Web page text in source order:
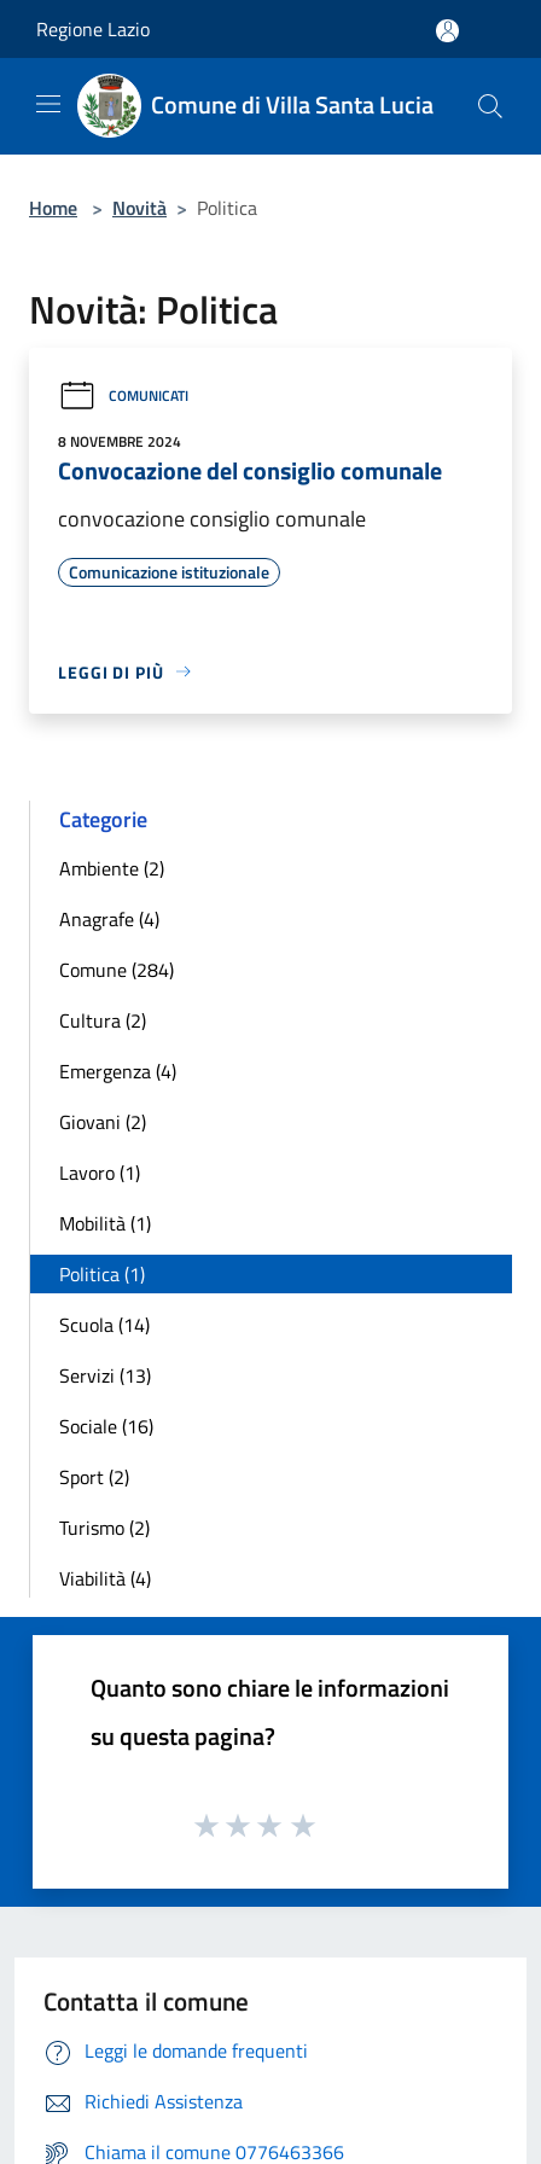
Regione Lazio
Comune di Villa Santa Lucia
Home > Novità > Politica
Novità: Politica
COMUNICATI
8 NOVEMBRE 2024
Convocazione del consiglio comunale
convocazione consiglio comunale
Comunicazione istituzionale
LEGGI DI PIÙ
Categorie
Ambiente (2)
Anagrafe (4)
Comune (284)
Cultura (2)
Emergenza (4)
Giovani (2)
Lavoro (1)
Mobilità (1)
Politica (1)
Scuola (14)
Servizi (13)
Sociale (16)
Sport (2)
Turismo (2)
Viabilità (4)
Quanto sono chiare le informazioni
su questa pagina?
Contatta il comune
Leggi le domande frequenti
Richiedi Assistenza
Chiama il comune 0776463366